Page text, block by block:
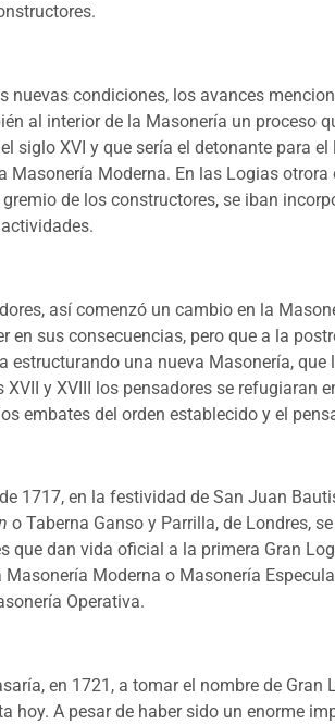
nuevas condiciones, los avances
al interior de la Masonería un proceso
siglo XVI y que sería el detonante para
Masonería Moderna. En las Logias otrora
de los constructores, se iban
así comenzó un cambio en la
en sus consecuencias, pero que a la
estructurando una nueva Masonería, que
y XVIII los pensadores se refugiaran
embates del orden establecido y el
1717, en la festividad de San Juan
o Taberna Ganso y Parrilla, de Londres,
que dan vida oficial a la primera Gran
Moderna o Masonería
Operativa.
en 1721, a tomar el nombre de Gran
hoy. A pesar de haber sido un enorme